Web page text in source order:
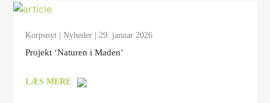
Korpsnyt |Nyheder | 29. januar 2026
Projekt ‘Naturen i Maden’
LÆS MERE